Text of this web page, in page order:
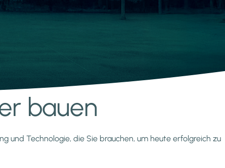
bauen
und Technologie, die Sie brauchen, um heute erfolgreich zu